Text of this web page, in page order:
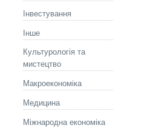
Інвестування
Інше
Культурологія та
мистецтво
Макроекономіка
Медицина
Міжнародна економіка